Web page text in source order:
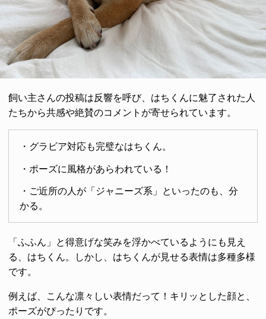
飼い主さんの投稿は反響を呼び、はちくんに魅了された人
たちから共感や絶賛のコメントが寄せられています。
・グラビア対応も完璧なはちくん。
・ポーズに風格があらわれている！
・ご近所の人が「ジャニーズ系」といったのも、分
かる。
「ふふん」と得意げな笑みを浮かべているようにも見え
る、はちくん。しかし、はちくんが見せる表情は多種多様
です。
例えば、こんな凛々しい表情だって！キリッとした顔と、
ポーズがぴったりです。